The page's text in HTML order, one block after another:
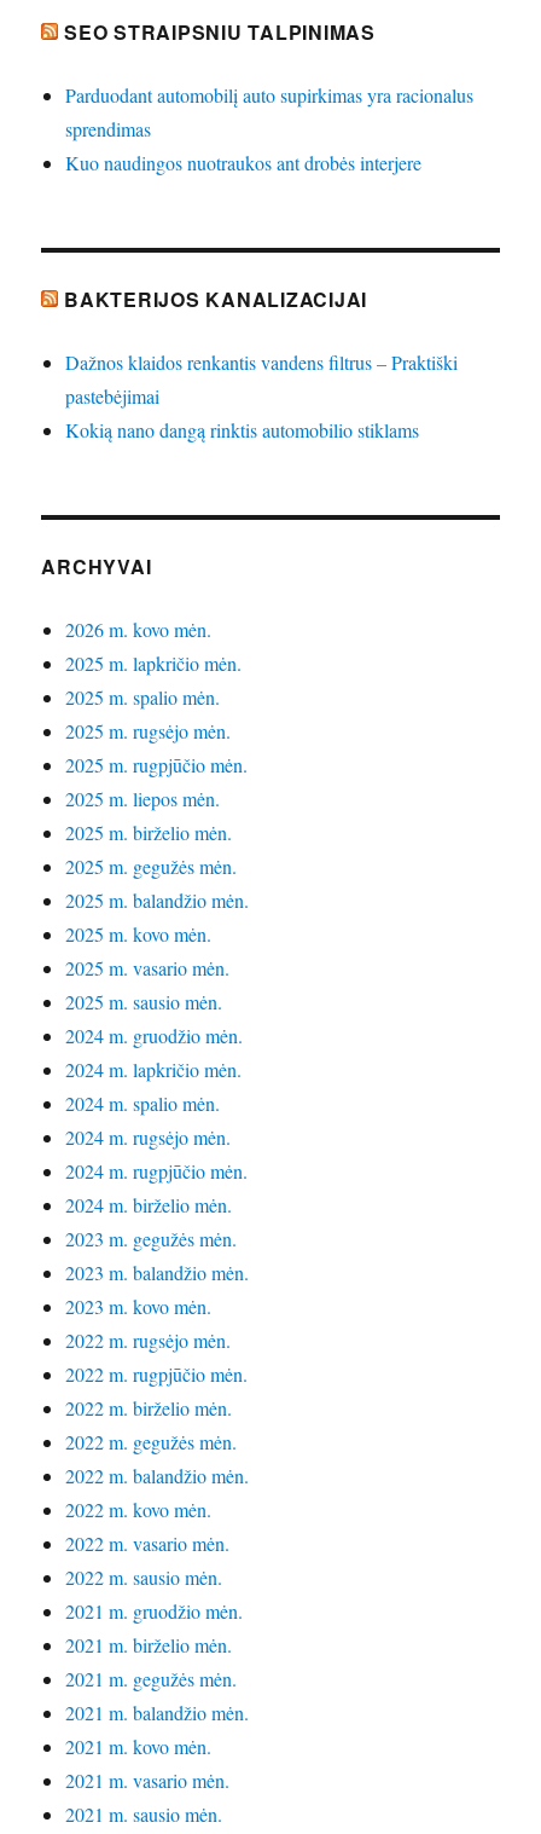
SEO STRAIPSNIU TALPINIMAS
Parduodant automobilį auto supirkimas yra racionalus
sprendimas
Kuo naudingos nuotraukos ant drobės interjere
BAKTERIJOS KANALIZACIJAI
Dažnos klaidos renkantis vandens filtrus – Praktiški
pastebėjimai
Kokią nano dangą rinktis automobilio stiklams
ARCHYVAI
2026 m. kovo mėn.
2025 m. lapkričio mėn.
2025 m. spalio mėn.
2025 m. rugsėjo mėn.
2025 m. rugpjūčio mėn.
2025 m. liepos mėn.
2025 m. birželio mėn.
2025 m. gegužės mėn.
2025 m. balandžio mėn.
2025 m. kovo mėn.
2025 m. vasario mėn.
2025 m. sausio mėn.
2024 m. gruodžio mėn.
2024 m. lapkričio mėn.
2024 m. spalio mėn.
2024 m. rugsėjo mėn.
2024 m. rugpjūčio mėn.
2024 m. birželio mėn.
2023 m. gegužės mėn.
2023 m. balandžio mėn.
2023 m. kovo mėn.
2022 m. rugsėjo mėn.
2022 m. rugpjūčio mėn.
2022 m. birželio mėn.
2022 m. gegužės mėn.
2022 m. balandžio mėn.
2022 m. kovo mėn.
2022 m. vasario mėn.
2022 m. sausio mėn.
2021 m. gruodžio mėn.
2021 m. birželio mėn.
2021 m. gegužės mėn.
2021 m. balandžio mėn.
2021 m. kovo mėn.
2021 m. vasario mėn.
2021 m. sausio mėn.